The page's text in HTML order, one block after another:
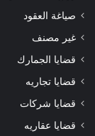
صياغة العقود
غير مصنف
قضايا الجمارك
قضايا تجاريه
قضايا شركات
قضايا عقاريه